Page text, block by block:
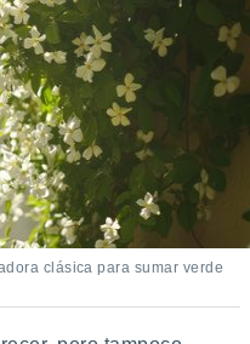
clásica para sumar verde